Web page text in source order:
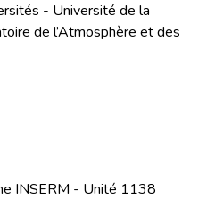
- Université de la
de l’Atmosphère et des
INSERM - Unité 1138